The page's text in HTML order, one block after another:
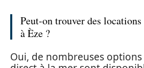
Peut-on trouver des
à Èze ?
Oui, de nombreuses options